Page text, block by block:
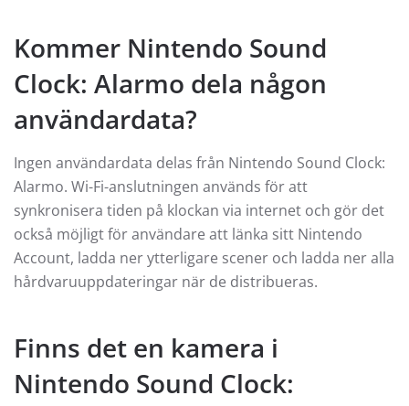
Kommer Nintendo Sound
Clock: Alarmo dela någon
användardata?
Ingen användardata delas från Nintendo Sound Clock:
Alarmo. Wi-Fi-anslutningen används för att
synkronisera tiden på klockan via internet och gör det
också möjligt för användare att länka sitt Nintendo
Account, ladda ner ytterligare scener och ladda ner alla
hårdvaruuppdateringar när de distribueras.
Finns det en kamera i
Nintendo Sound Clock: